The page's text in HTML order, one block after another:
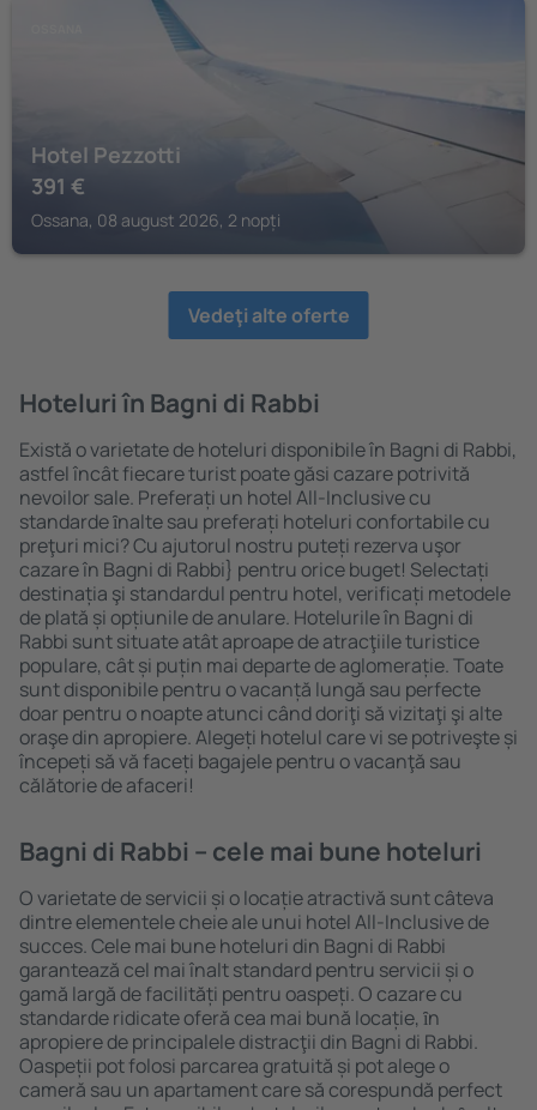
Hotel Pezzotti
391 €
Ossana, 08 august 2026, 2 nopți
Vedeţi alte oferte
Hoteluri în Bagni di Rabbi
Există o varietate de hoteluri disponibile în Bagni di Rabbi,
astfel încât fiecare turist poate găsi cazare potrivită
nevoilor sale. Preferați un hotel All-Inclusive cu
standarde ȋnalte sau preferați hoteluri confortabile cu
preţuri mici? Cu ajutorul nostru puteți rezerva uşor
cazare în Bagni di Rabbi} pentru orice buget! Selectați
destinația şi standardul pentru hotel, verificați metodele
de plată și opțiunile de anulare. Hotelurile în Bagni di
Rabbi sunt situate atât aproape de atracţiile turistice
populare, cât și puțin mai departe de aglomerație. Toate
sunt disponibile pentru o vacanță lungă sau perfecte
doar pentru o noapte atunci când doriţi să vizitaţi şi alte
oraşe din apropiere. Alegeți hotelul care vi se potriveşte și
începeți să vă faceți bagajele pentru o vacanţă sau
călătorie de afaceri!
Bagni di Rabbi – cele mai bune hoteluri
O varietate de servicii și o locație atractivă sunt câteva
dintre elementele cheie ale unui hotel All-Inclusive de
succes. Cele mai bune hoteluri din Bagni di Rabbi
garantează cel mai înalt standard pentru servicii și o
gamă largă de facilități pentru oaspeți. O cazare cu
standarde ridicate oferă cea mai bună locație, ȋn
apropiere de principalele distracţii din Bagni di Rabbi.
Oaspeții pot folosi parcarea gratuită și pot alege o
cameră sau un apartament care să corespundă perfect